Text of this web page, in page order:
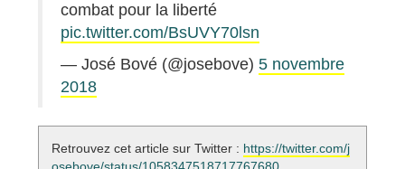
combat pour la liberté
pic.twitter.com/BsUVY70lsn
— José Bové (@josebove) 5 novembre
2018
Retrouvez cet article sur Twitter : https://twitter.com/j